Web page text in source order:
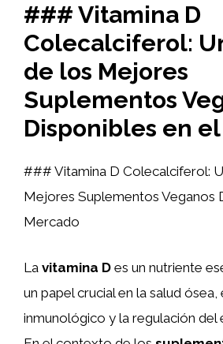
### Vitamina D
Colecalciferol:
de los Mejores
Suplementos
Disponibles en
### Vitamina D Colecalciferol:
Mejores Suplementos Veganos
Mercado
La vitamina D es un nutriente
un papel crucial en la salud ósea,
inmunológico y la regulación del